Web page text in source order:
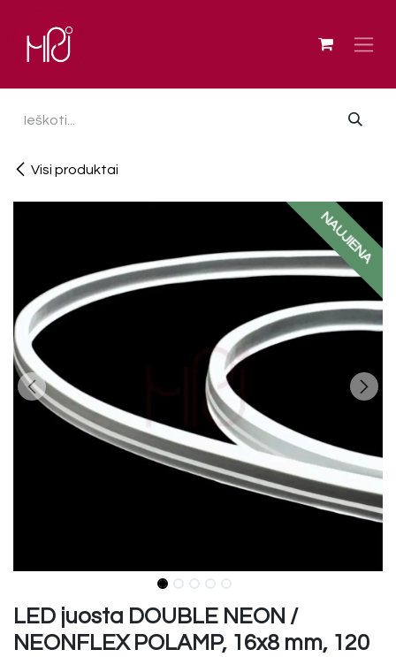
Visi produktai
NAUJIENA
LED juosta DOUBLE NEON /
NEONFLEX POLAMP, 16x8 mm, 120